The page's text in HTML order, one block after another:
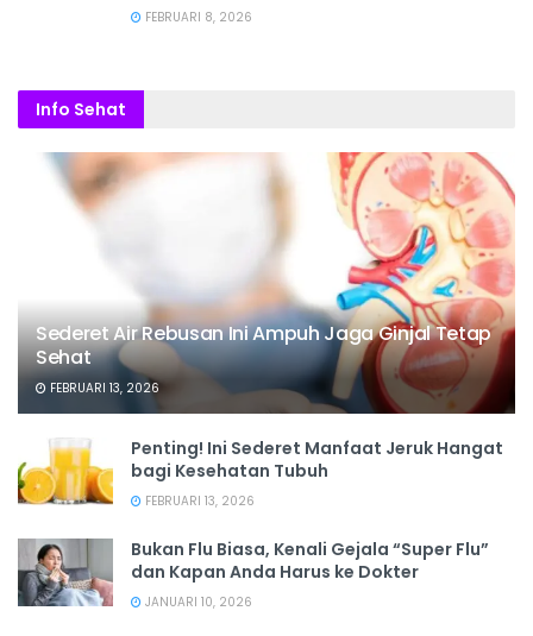
FEBRUARI 8, 2026
Info Sehat
Sederet Air Rebusan Ini Ampuh Jaga Ginjal Tetap
Sehat
FEBRUARI 13, 2026
Penting! Ini Sederet Manfaat Jeruk Hangat
bagi Kesehatan Tubuh
FEBRUARI 13, 2026
Bukan Flu Biasa, Kenali Gejala “Super Flu”
dan Kapan Anda Harus ke Dokter
JANUARI 10, 2026